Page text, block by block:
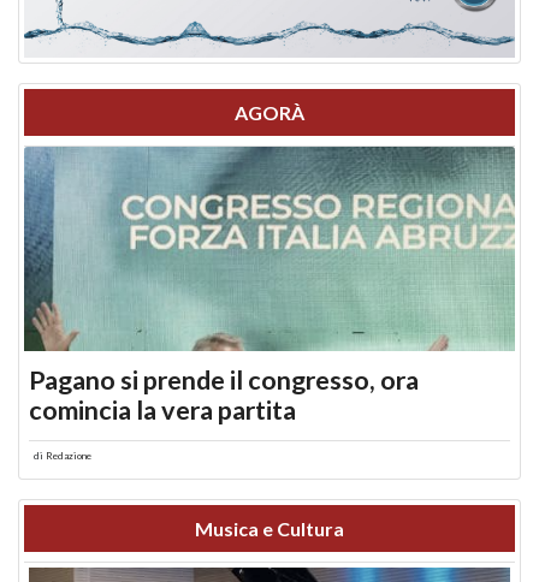
AGORÀ
Pagano si prende il congresso, ora
comincia la vera partita
di Redazione
Musica e Cultura